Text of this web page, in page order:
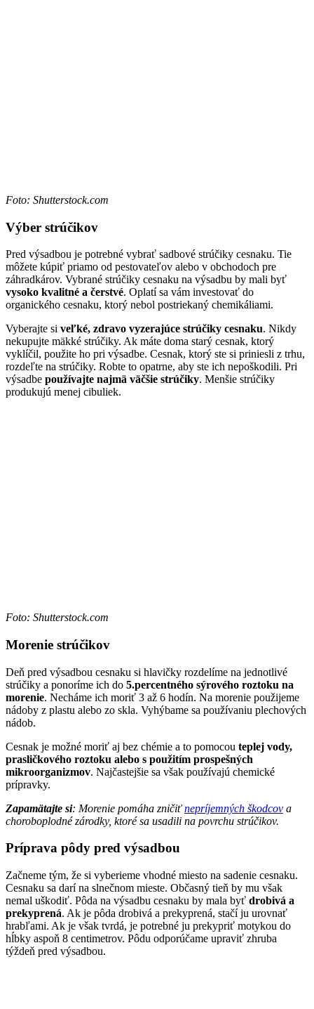
Foto: Shutterstock.com
Výber strúčikov
Pred výsadbou je potrebné vybrať sadbové strúčiky cesnaku. Tie
môžete kúpiť priamo od pestovateľov alebo v obchodoch pre
záhradkárov. Vybrané strúčiky cesnaku na výsadbu by mali byť
vysoko kvalitné a čerstvé. Oplatí sa vám investovať do
organického cesnaku, ktorý nebol postriekaný chemikáliami.
Vyberajte si veľké, zdravo vyzerajúce strúčiky cesnaku. Nikdy
nekupujte mäkké strúčiky. Ak máte doma starý cesnak, ktorý
vyklíčil, použite ho pri výsadbe. Cesnak, ktorý ste si priniesli z trhu,
rozdeľte na strúčiky. Robte to opatrne, aby ste ich nepoškodili. Pri
výsadbe používajte najmä väčšie strúčiky. Menšie strúčiky
produkujú menej cibuliek.
Foto: Shutterstock.com
Morenie strúčikov
Deň pred výsadbou cesnaku si hlavičky rozdelíme na jednotlivé
strúčiky a ponoríme ich do 5.percentného sýrového roztoku na
morenie. Necháme ich moriť 3 až 6 hodín. Na morenie použijeme
nádoby z plastu alebo zo skla. Vyhýbame sa používaniu plechových
nádob.
Cesnak je možné moriť aj bez chémie a to pomocou teplej vody,
prasličkového roztoku alebo s použitím prospešných
mikroorganizmov. Najčastejšie sa však používajú chemické
prípravky.
Zapamätajte si: Morenie pomáha zničiťnepríjemných škodcov a
choroboplodné zárodky, ktoré sa usadili na povrchu strúčikov.
Príprava pôdy pred výsadbou
Začneme tým, že si vyberieme vhodné miesto na sadenie cesnaku.
Cesnaku sa darí na slnečnom mieste. Občasný tieň by mu však
nemal uškodiť. Pôda na výsadbu cesnaku by mala byť drobivá a
prekyprená. Ak je pôda drobivá a prekyprená, stačí ju urovnať
hrabľami. Ak je však tvrdá, je potrebné ju prekypriť motykou do
hĺbky aspoň 8 centimetrov. Pôdu odporúčame upraviť zhruba
týždeň pred výsadbou.